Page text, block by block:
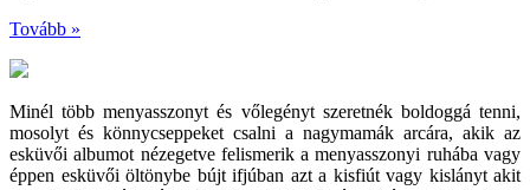
Tovább »
Minél több menyasszonyt és vőlegényt szeretnék boldoggá tenni,
mosolyt és könnycseppeket csalni a nagymamák arcára, akik az
esküvői albumot nézegetve felismerik a menyasszonyi ruhába vagy
éppen esküvői öltönybe bújt ifjúban azt a kisfiút vagy kislányt akit